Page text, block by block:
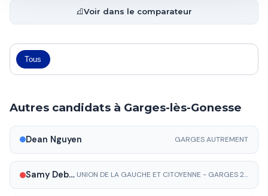
Voir dans le comparateur
Tous
Autres candidats à Garges-lès-Gonesse
Dean Nguyen GARGES AUTREMENT
Samy Debah UNION DE LA GAUCHE ET CITOYENNE - GARGES 2026